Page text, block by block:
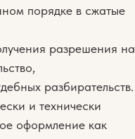
порядке в сжатые
разрешения на
разбирательств.
и технически
оформление как